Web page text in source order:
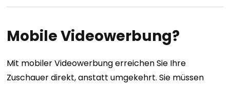
Mobile Videowerbung?
Mit mobiler Videowerbung erreichen Sie Ihre
Zuschauer direkt, anstatt umgekehrt. Sie müssen